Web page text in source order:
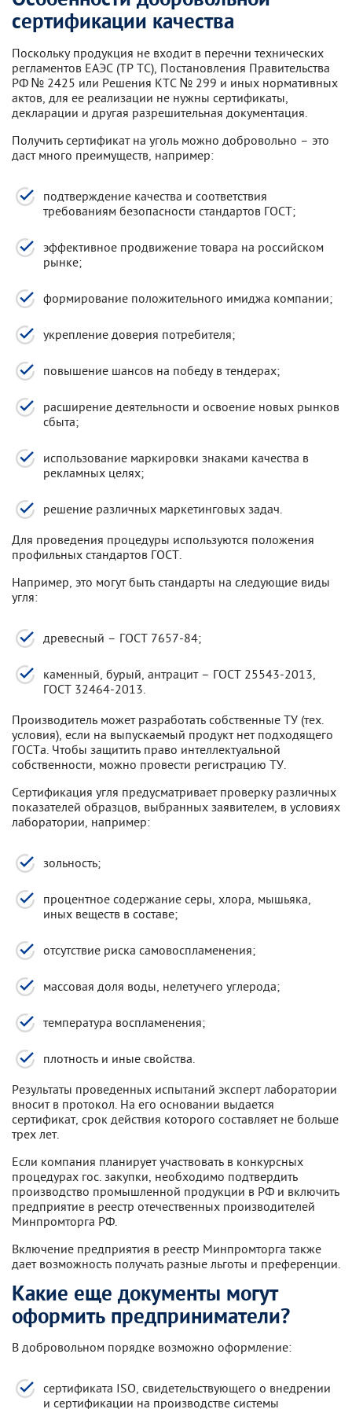
сертификации качества
Поскольку продукция не входит в перечни технических
регламентов ЕАЭС (ТР ТС), Постановления Правительства
РФ № 2425 или Решения КТС № 299 и иных нормативных
актов, для ее реализации не нужны сертификаты,
декларации и другая разрешительная документация.
Получить сертификат на уголь можно добровольно – это
даст много преимуществ, например:
подтверждение качества и соответствия
требованиям безопасности стандартов ГОСТ;
эффективное продвижение товара на российском
рынке;
формирование положительного имиджа компании;
укрепление доверия потребителя;
повышение шансов на победу в тендерах;
расширение деятельности и освоение новых рынков
сбыта;
использование маркировки знаками качества в
рекламных целях;
решение различных маркетинговых задач.
Для проведения процедуры используются положения
профильных стандартов ГОСТ.
Например, это могут быть стандарты на следующие виды
угля:
древесный – ГОСТ 7657-84;
каменный, бурый, антрацит – ГОСТ 25543-2013,
ГОСТ 32464-2013.
Производитель может разработать собственные ТУ (тех.
условия), если на выпускаемый продукт нет подходящего
ГОСТа. Чтобы защитить право интеллектуальной
собственности, можно провести регистрацию ТУ.
Сертификация угля предусматривает проверку различных
показателей образцов, выбранных заявителем, в условиях
лаборатории, например:
зольность;
процентное содержание серы, хлора, мышьяка,
иных веществ в составе;
отсутствие риска самовоспламенения;
массовая доля воды, нелетучего углерода;
температура воспламенения;
плотность и иные свойства.
Результаты проведенных испытаний эксперт лаборатории
вносит в протокол. На его основании выдается
сертификат, срок действия которого составляет не больше
трех лет.
Если компания планирует участвовать в конкурсных
процедурах гос. закупки, необходимо подтвердить
производство промышленной продукции в РФ и включить
предприятие в реестр отечественных производителей
Минпромторга РФ.
Включение предприятия в реестр Минпромторга также
дает возможность получать разные льготы и преференции.
Какие еще документы могут
оформить предприниматели?
В добровольном порядке возможно оформление:
сертификата ISO, свидетельствующего о внедрении
и сертификации на производстве системы